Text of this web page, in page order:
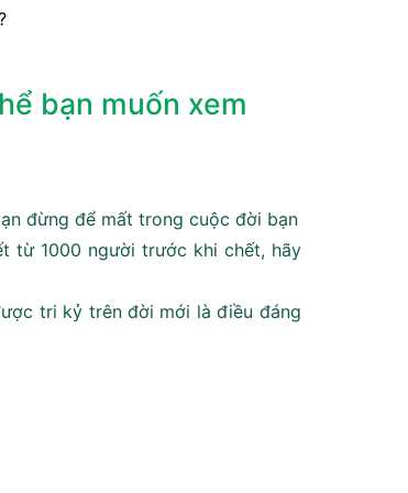
bạn muốn xem
đừng để mất trong cuộc đời bạn
từ 1000 người trước khi chết, hãy
tri kỷ trên đời mới là điều đáng